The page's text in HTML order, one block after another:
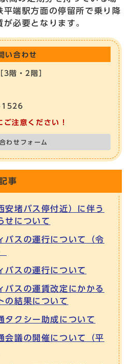
端駅方面の停留所で乗り降
必要となります。
い合わせ
3階・2階］
1526
注意ください！
わせフォーム
事
安堵バス停付近）に伴う
せについて
バスの運行について（令
バスの運行について
バスの運賃改定にかかる
の結果について
タクシー助成について
会議の開催について（平